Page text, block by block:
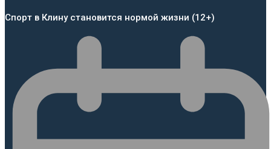
Спорт в Клину становится нормой жизни (12+)